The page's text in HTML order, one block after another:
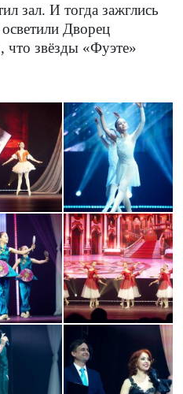
зал. И тогда зажглись
Дворец
что звёзды «Фуэте»